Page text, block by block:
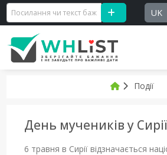
UK
Події
День мучеників у
6 травня в Сирії відзначається